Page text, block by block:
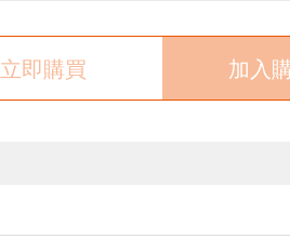
立即購買 加入